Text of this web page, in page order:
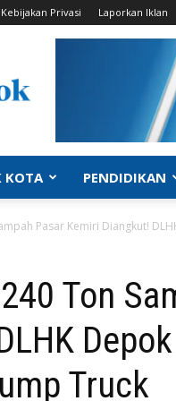
Kebijakan Privasi Laporkan Iklan
KOTA PENDIDIKAN
Pasar Kemiri Diangkut!
Ton
Truck